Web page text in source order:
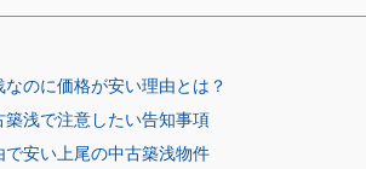
なのに価格が安い理由とは？
築浅で注意したい告知事項
で安い上尾の中古築浅物件